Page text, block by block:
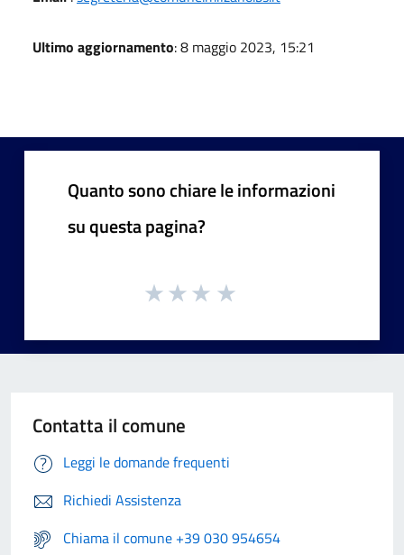
Ultimo aggiornamento: 8 maggio 2023, 15:21
Quanto sono chiare le informazioni
su questa pagina?
Contatta il comune
Leggi le domande frequenti
Richiedi Assistenza
Chiama il comune +39 030 954654